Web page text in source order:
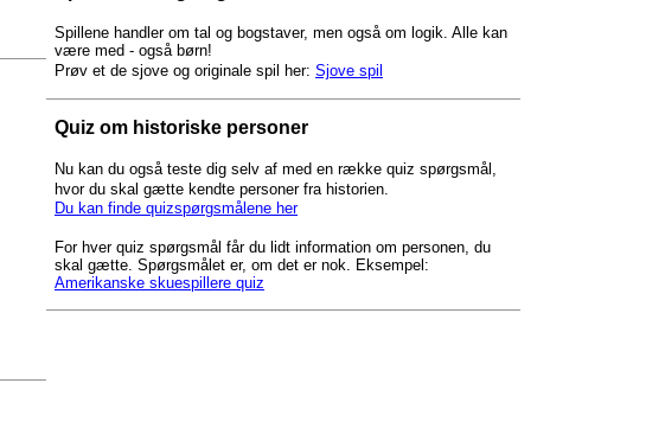
Spillene handler om tal og bogstaver, men også om logik. Alle kan
være med - også børn!
Prøv et de sjove og originale spil her: Sjove spil
Quiz om historiske personer
Nu kan du også teste dig selv af med en række quiz spørgsmål,
hvor du skal gætte kendte personer fra historien.
Du kan finde quizspørgsmålene her
For hver quiz spørgsmål får du lidt information om personen, du
skal gætte. Spørgsmålet er, om det er nok. Eksempel:
Amerikanske skuespillere quiz